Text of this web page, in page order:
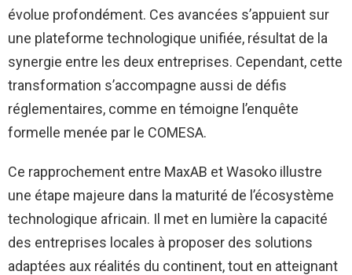
évolue profondément. Ces avancées s’appuient sur
une plateforme technologique unifiée, résultat de la
synergie entre les deux entreprises. Cependant, cette
transformation s’accompagne aussi de défis
réglementaires, comme en témoigne l’enquête
formelle menée par le COMESA.
Ce rapprochement entre MaxAB et Wasoko illustre
une étape majeure dans la maturité de l’écosystème
technologique africain. Il met en lumière la capacité
des entreprises locales à proposer des solutions
adaptées aux réalités du continent, tout en atteignant